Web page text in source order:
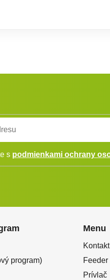
s podmienkami ochrany
program)
Menu
Kontakt
Feeder
Prívlač